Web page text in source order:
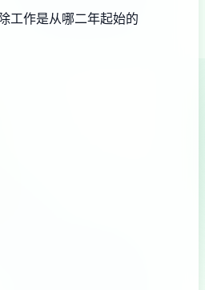
工作是从哪二年起始的